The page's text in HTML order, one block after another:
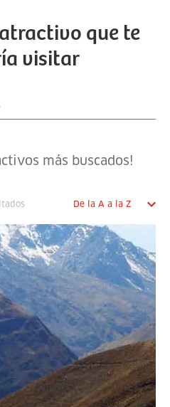
que te
visitar
más buscados!